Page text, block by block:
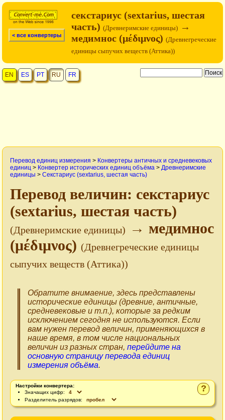
< все конвертеры
секстариус (sextarius, шестая
часть) (Древнеримские единицы) →
медимнос (μέδιμνος) (Древнегреческие
единицы сыпучих веществ (Аттика))
EN ES PT RU FR
Перевод единиц измерения > Конвертеры античных и средневековых
единиц > Конвертер исторических единиц объёма > Древнеримские
единицы > Секстариус (sextarius, шестая часть)
Перевод величин: секстариус
(sextarius, шестая часть)
(Древнеримские единицы)
→ медимнос
(μέδιμνος) (Древнегреческие единицы
сыпучих веществ (Аттика))
Обратите внимаение, здесь представлены
исторические единицы (древние, античные,
средневековые и т.п.), которые за редким
исключением сегодня не используются. Если
вам нужен перевод величин, применяющихся в
наше время, в том числе национальных
величин из разных стран, перейдите на
основную страницу перевода единиц
измерения объёма.
?
Настройки конвертера:
Значащих цифр:
Разделитель разрядов: